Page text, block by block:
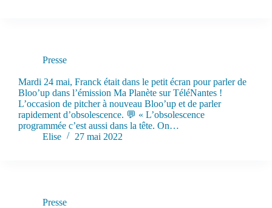
Presse
Mardi 24 mai, Franck était dans le petit écran pour parler de
Bloo’up dans l’émission Ma Planète sur TéléNantes !
L’occasion de pitcher à nouveau Bloo’up et de parler
rapidement d’obsolescence. 💬 « L’obsolescence
programmée c’est aussi dans la tête. On…
Elise
27 mai 2022
Presse